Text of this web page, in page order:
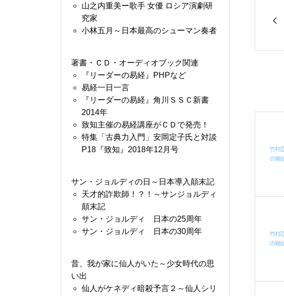

山之内重美ー歌手 女優 ロシア演劇研
究家
小林五月～日本最高のシューマン奏者
著書・ＣＤ・オーディオブック関連
『リーダーの易経』PHPなど
易経一日一言
『リーダーの易経』角川ＳＳＣ新書
2014年
致知主催の易経講座がＣＤで発売！
特集「古典力入門」安岡定子氏と対談
P18『致知』2018年12月号
サン・ジョルディの日～日本導入顛末記
天才的詐欺師！？！～サンジョルディ
顛末記
サン・ジョルディ 日本の25周年
サン・ジョルディ 日本の30周年
昔、我が家に仙人がいた～少女時代の思
い出
仙人がケネディ暗殺予言２～仙人シリ